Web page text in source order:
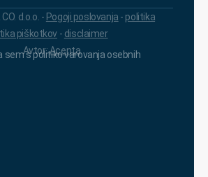
sem s politiko varovanja osebnih
d.o.o. - Pogoji poslovanja - politika
piškotkov - disclaimer
Avtor:Acenta